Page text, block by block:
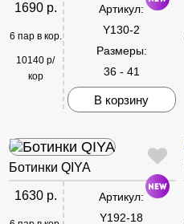
1690 р.
6 пар в кор.
10140 р/
кор
Артикул:
Y130-2
Размеры:
36 - 41
В корзину
Ботинки QIYA
1630 р.
Артикул:
Y192-18